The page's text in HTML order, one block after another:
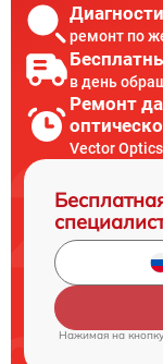
ремонт по
в день
Ремонт
Vector
Нажимая на